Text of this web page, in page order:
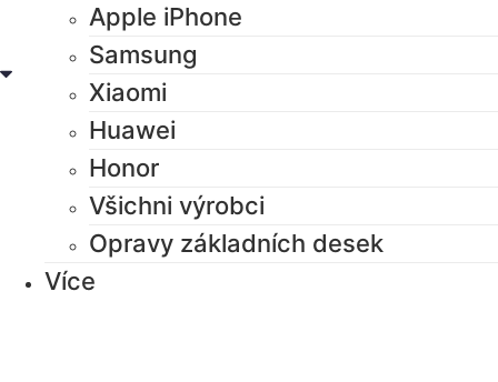
Apple iPhone
Samsung
Xiaomi
Huawei
Honor
Všichni výrobci
Opravy základních desek
Více